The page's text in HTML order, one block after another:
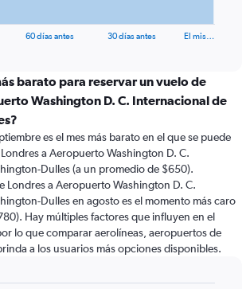
60 días antes 30 días antes El mis…
barato para reservar un vuelo de
Washington D. C. Internacional de
es el mes más barato en el que se puede
a Aeropuerto Washington D. C.
Dulles (a un promedio de $650).
Londres a Aeropuerto Washington D. C.
Dulles en agosto es el momento más caro
Hay múltiples factores que influyen en el
lo que comparar aerolíneas, aeropuertos de
a los usuarios más opciones disponibles.